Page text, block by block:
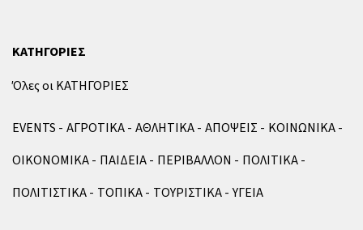
ΚΑΤΗΓΟΡΙΕΣ
Όλες οι ΚΑΤΗΓΟΡΙΕΣ
EVENTS ΑΓΡΟΤΙΚΑ ΑΘΛΗΤΙΚΑ ΑΠΟΨΕΙΣ
ΚΟΙΝΩΝΙΚΑ
ΟΙΚΟΝΟΜΙΚΑ
ΠΑΙΔΕΙΑ ΠΕΡΙΒΑΛΛΟΝ
ΠΟΛΙΤΙΚΑ
ΠΟΛΙΤΙΣΤΙΚΑ
ΤΟΠΙΚΑ ΤΟΥΡΙΣΤΙΚΑ ΥΓΕΙΑ